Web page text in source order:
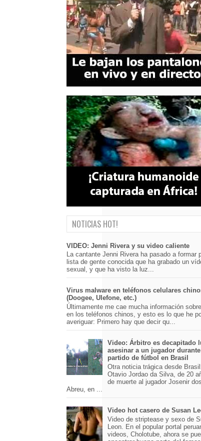
NOTICIAS HOT!
VIDEO: Jenni Rivera y su video caliente
La cantante Jenni Rivera ha pasado a formar
lista de gente conocida que ha grabado un
sexual, y que ha visto la luz...
Virus malware en teléfonos celulares
(Doogee, Ulefone, etc.)
Últimamente me cae mucha información
en los teléfonos chinos, y esto es lo que he
averiguar: Primero hay que decir qu...
Video: Árbitro es decapitado
asesinar a un jugador
partido de fútbol en Brasil
Otra noticia trágica desde
Otavio Jordao da Silva, de 20
de muerte al jugador Josenir
Abreu, en ...
Video hot casero de Susan
Video de striptease y sexo de
Leon. En el popular portal
videos, Cholotube, ahora se